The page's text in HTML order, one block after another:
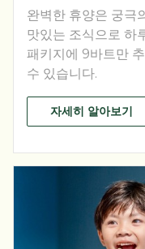
완벽한 휴양은 궁극
맛있는 조식으로 하
패키지에 9바트만
수 있습니다.
자세히 알아보기